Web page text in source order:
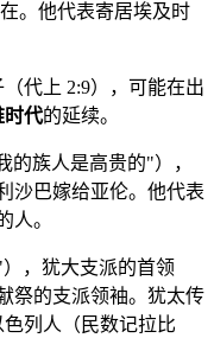
。他代表寄居埃及时
代上 2:9），可能在出
时代的延续。
的族人是高贵的"），
沙巴嫁给亚伦。他代表
人。
，犹大支派的首领
祭的支派领袖。犹太传
列人（民数记拉比